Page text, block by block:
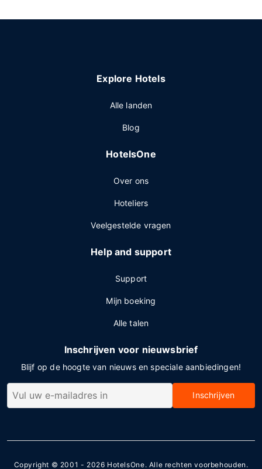
Explore Hotels
Alle landen
Blog
HotelsOne
Over ons
Hoteliers
Veelgestelde vragen
Help and support
Support
Mijn boeking
Alle talen
Inschrijven voor nieuwsbrief
Blijf op de hoogte van nieuws en speciale aanbiedingen!
Inschrijven
Copyright © 2001 - 2026 HotelsOne. Alle rechten voorbehouden.